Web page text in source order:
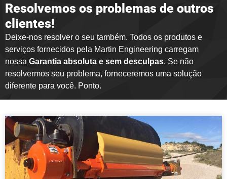
Resolvemos os problemas de outros
clientes!
Deixe-nos resolver o seu também. Todos os produtos e
serviços fornecidos pela Martin Engineering carregam
nossa Garantia absoluta e sem desculpas. Se não
resolvermos seu problema, forneceremos uma solução
diferente para você. Ponto.